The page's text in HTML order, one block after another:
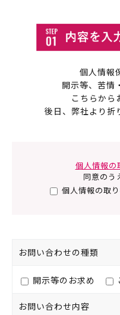
個人情報
開示等、苦情
こちらから
後日、弊社より折
個人情報の
同意のう
個人情報の取
お問い合わせの種類
開示等のお求め
お問い合わせ内容